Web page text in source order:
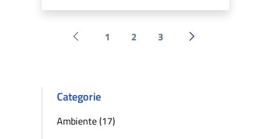
Pagina precedente
1 2 3 Successiva »
Categorie
Ambiente (17)